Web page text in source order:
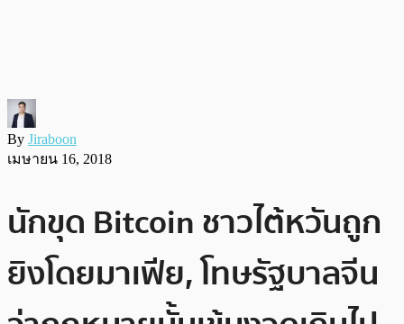
By Jiraboon
เมษายน 16, 2018
นักขุด Bitcoin ชาวไต้หวันถูก
ยิงโดยมาเฟีย, โทษรัฐบาลจีน